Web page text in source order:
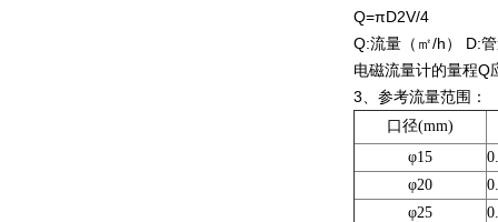
Q=πD2V/4
Q:流量（㎡/h） D:
电磁流量计的量程Q
3、参考流量范围：
口径(mm)
φ15
φ20
φ25